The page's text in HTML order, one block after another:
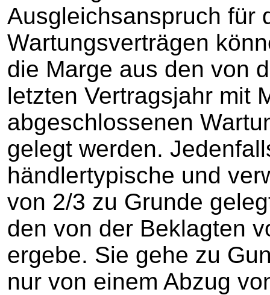
Ausgleichsanspruch für
Wartungsverträgen
die Marge aus den von
letzten Vertragsjahr mit
abgeschlossenen
gelegt werden.
händlertypische und
von 2/3 zu Grunde
den von der Beklagten
ergebe. Sie gehe zu
nur von einem Abzug